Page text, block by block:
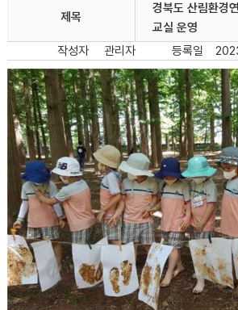
제목
경북도 산림환경
교실 운영
등록일
작성자 관리자